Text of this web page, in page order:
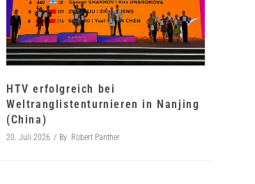
HTV erfolgreich bei
Weltranglistenturnieren in Nanjing
(China)
20. Juli 2026 By Robert Panther